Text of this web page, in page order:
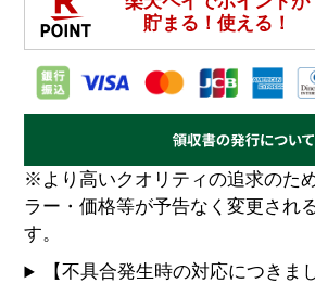
※より高いクオリティの追求のた
ラー・価格等が予告なく変更され
す。
【不具合発生時の対応につきま